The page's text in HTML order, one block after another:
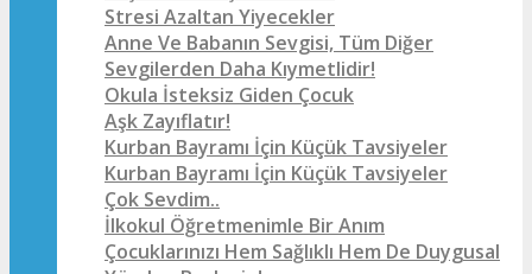
Stresi Azaltan Yiyecekler
Anne Ve Babanın Sevgisi, Tüm Diğer
Sevgilerden Daha Kıymetlidir!
Okula İsteksiz Giden Çocuk
Aşk Zayıflatır!
Kurban Bayramı İçin Küçük Tavsiyeler
Kurban Bayramı İçin Küçük Tavsiyeler
Çok Sevdim..
İlkokul Öğretmenimle Bir Anım
Çocuklarınızı Hem Sağlıklı Hem De Duygusal